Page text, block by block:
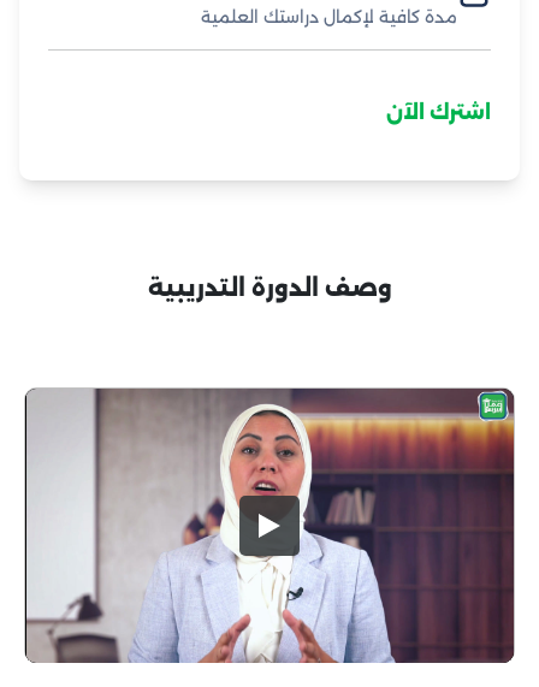
مدة كافية لإكمال دراستك العلمية
اشترك الآن
وصف الدورة التدريبية